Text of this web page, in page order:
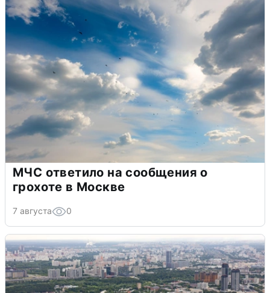
МЧС ответило на сообщения о
грохоте в Москве
7 августа 0